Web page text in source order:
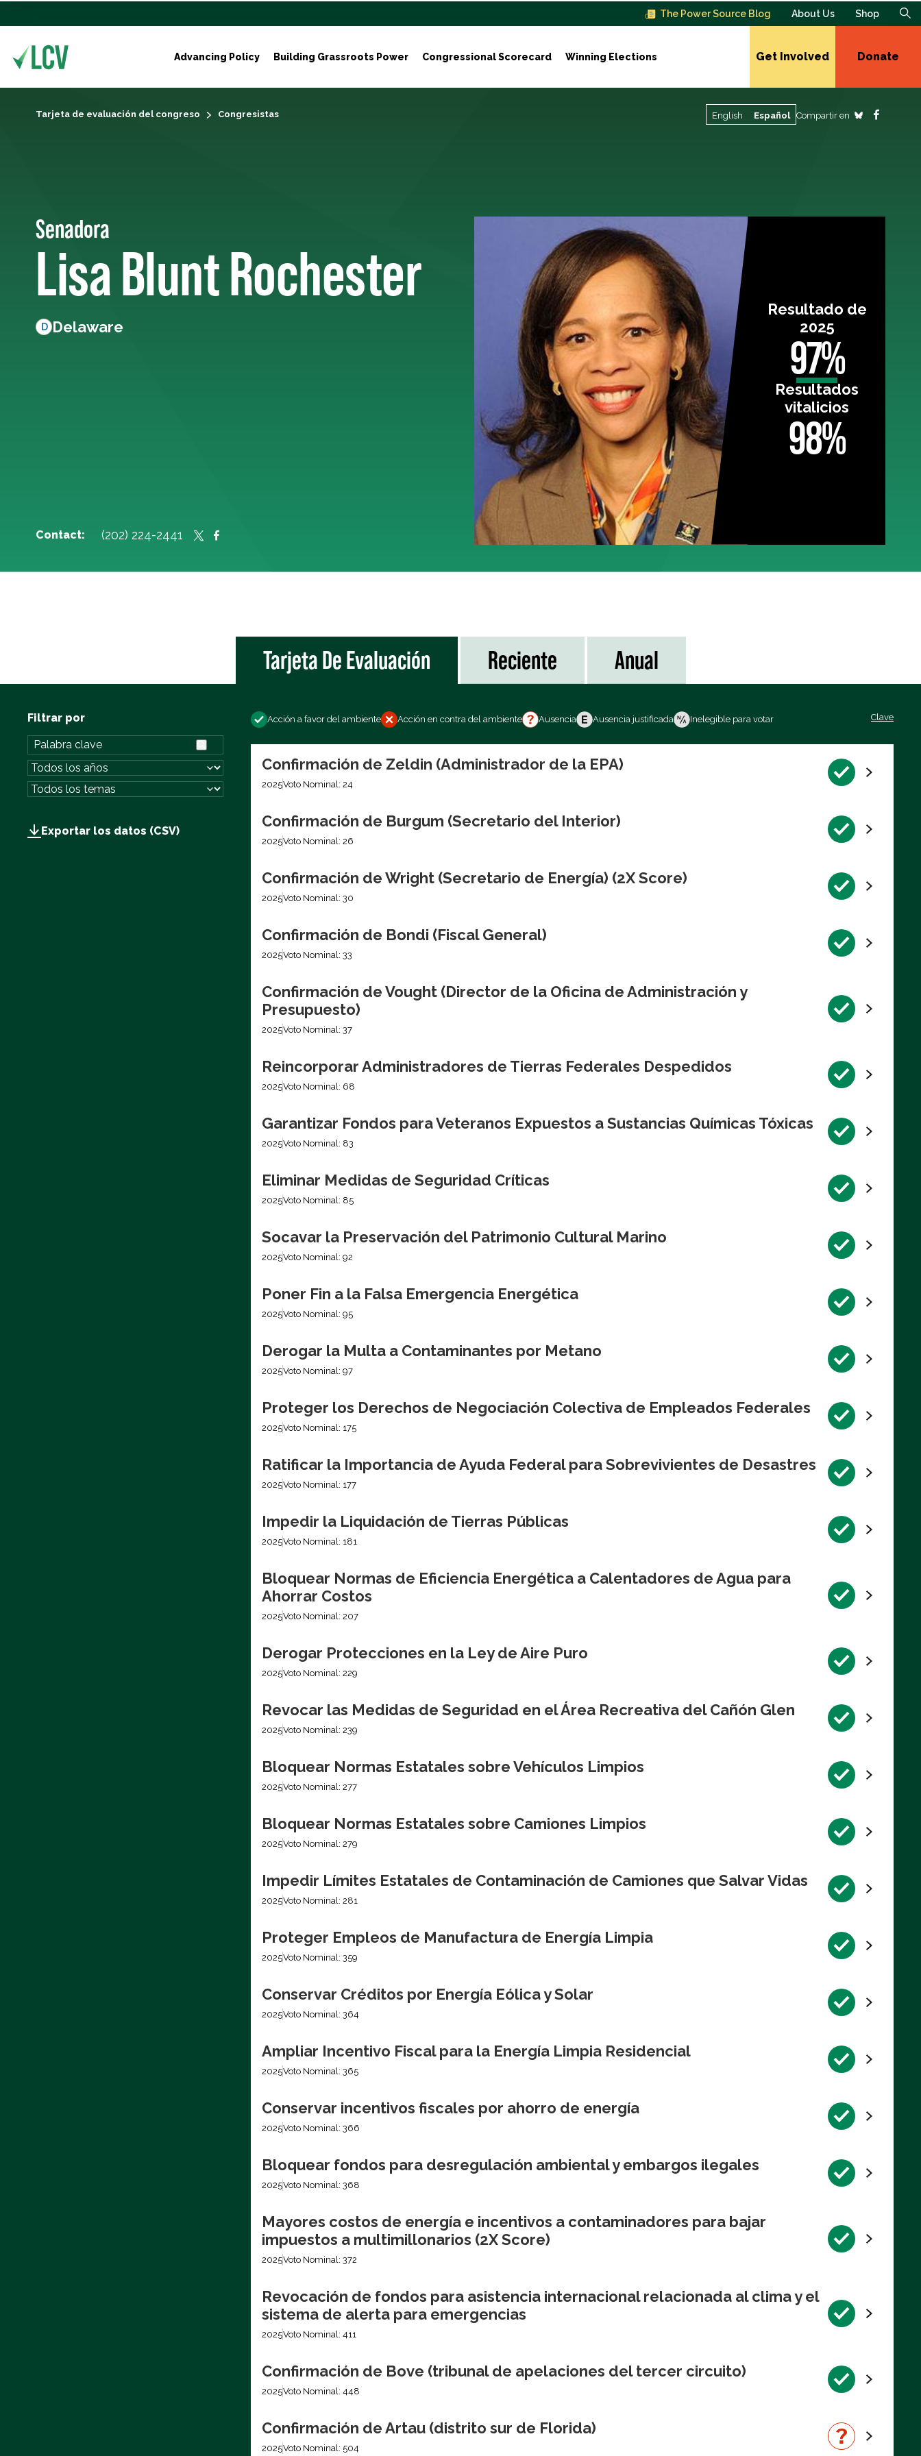
The Power Source Blog About Us Shop
Advancing Policy Building Grassroots Power Congressional Scorecard Winning Elections Get Involved Donate
Tarjeta de evaluación del congreso Congresistas English Español Compartir en
Senadora
Lisa Blunt Rochester
D Delaware
Contact: (202) 224-2441
Resultado de
2025
97%
Resultados
vitalicios
98%
Tarjeta De Evaluación Reciente Anual
Filtrar por
Exportar los datos (CSV)
Acción a favor del ambiente Acción en contra del ambiente Ausencia Ausencia justificada Inelegible para votar Clave
Confirmación de Zeldin (Administrador de la EPA)
2025Voto Nominal: 24
Confirmación de Burgum (Secretario del Interior)
2025Voto Nominal: 26
Confirmación de Wright (Secretario de Energía) (2X Score)
2025Voto Nominal: 30
Confirmación de Bondi (Fiscal General)
2025Voto Nominal: 33
Confirmación de Vought (Director de la Oficina de Administración y
Presupuesto)
2025Voto Nominal: 37
Reincorporar Administradores de Tierras Federales Despedidos
2025Voto Nominal: 68
Garantizar Fondos para Veteranos Expuestos a Sustancias Químicas Tóxicas
2025Voto Nominal: 83
Eliminar Medidas de Seguridad Críticas
2025Voto Nominal: 85
Socavar la Preservación del Patrimonio Cultural Marino
2025Voto Nominal: 92
Poner Fin a la Falsa Emergencia Energética
2025Voto Nominal: 95
Derogar la Multa a Contaminantes por Metano
2025Voto Nominal: 97
Proteger los Derechos de Negociación Colectiva de Empleados Federales
2025Voto Nominal: 175
Ratificar la Importancia de Ayuda Federal para Sobrevivientes de Desastres
2025Voto Nominal: 177
Impedir la Liquidación de Tierras Públicas
2025Voto Nominal: 181
Bloquear Normas de Eficiencia Energética a Calentadores de Agua para
Ahorrar Costos
2025Voto Nominal: 207
Derogar Protecciones en la Ley de Aire Puro
2025Voto Nominal: 229
Revocar las Medidas de Seguridad en el Área Recreativa del Cañón Glen
2025Voto Nominal: 239
Bloquear Normas Estatales sobre Vehículos Limpios
2025Voto Nominal: 277
Bloquear Normas Estatales sobre Camiones Limpios
2025Voto Nominal: 279
Impedir Límites Estatales de Contaminación de Camiones que Salvar Vidas
2025Voto Nominal: 281
Proteger Empleos de Manufactura de Energía Limpia
2025Voto Nominal: 359
Conservar Créditos por Energía Eólica y Solar
2025Voto Nominal: 364
Ampliar Incentivo Fiscal para la Energía Limpia Residencial
2025Voto Nominal: 365
Conservar incentivos fiscales por ahorro de energía
2025Voto Nominal: 366
Bloquear fondos para desregulación ambiental y embargos ilegales
2025Voto Nominal: 368
Mayores costos de energía e incentivos a contaminadores para bajar
impuestos a multimillonarios (2X Score)
2025Voto Nominal: 372
Revocación de fondos para asistencia internacional relacionada al clima y el
sistema de alerta para emergencias
2025Voto Nominal: 411
Confirmación de Bove (tribunal de apelaciones del tercer circuito)
2025Voto Nominal: 448
Confirmación de Artau (distrito sur de Florida)
2025Voto Nominal: 504